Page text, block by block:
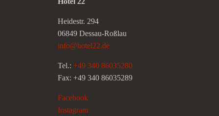
Heidestr. 294
06849 Dessau-Roßlau
info@hotel22.de
Tel.: +49 340 86035280
Fax: +49 340 86035289
Facebook
Instagram